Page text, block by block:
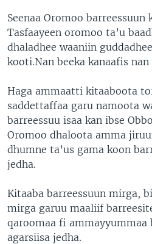
Seenaa Oromoo barreessuun
Tasfaayeen oromoo ta’u
dhaladhee waaniin
kooti.Nan beeka kanaafis nan
Haga ammaatti kitaaboota
saddettaffaa garu namoota
barreessuu isaa kan ibse
Oromoo dhaloota amma
dhumne ta’us gama koon
jedha.
Kitaaba barreessuun mirga,
mirga garuu maaliif
qaroomaa fi ammayyummaa
agarsiisa jedha.